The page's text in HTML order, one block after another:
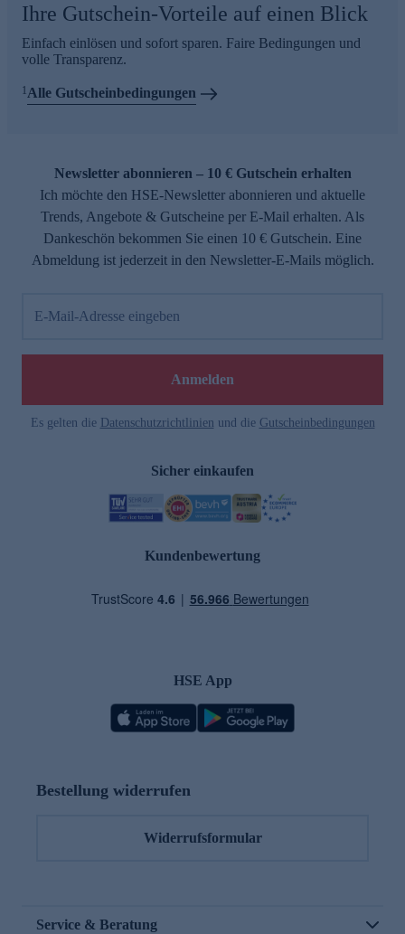
Ihre Gutschein-Vorteile auf einen Blick
Einfach einlösen und sofort sparen. Faire Bedingungen und
volle Transparenz.
1 Alle Gutscheinbedingungen
Newsletter abonnieren – 10 € Gutschein erhalten
Ich möchte den HSE-Newsletter abonnieren und aktuelle
Trends, Angebote & Gutscheine per E-Mail erhalten. Als
Dankeschön bekommen Sie einen 10 € Gutschein. Eine
Abmeldung ist jederzeit in den Newsletter-E-Mails möglich.
E-Mail-Adresse eingeben
Anmelden
Es gelten die Datenschutzrichtlinien und die Gutscheinbedingungen
Sicher einkaufen
Kundenbewertung
HSE App
Bestellung widerrufen
Widerrufsformular
Service & Beratung